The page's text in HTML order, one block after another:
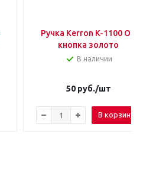
Ручка Kerron K-1100 ОТ
кнопка золото
В наличии
50руб./шт
В корзину